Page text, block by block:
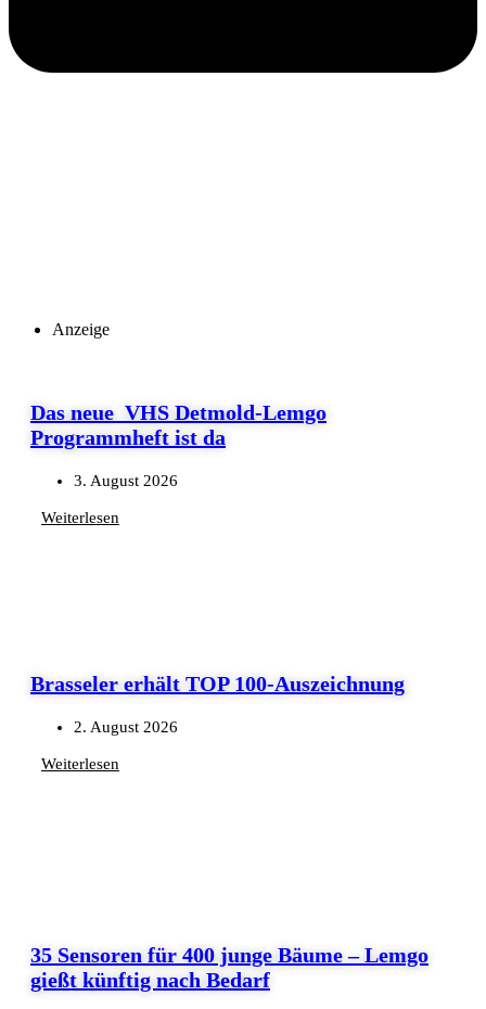
Anzeige
Das neue VHS Detmold-Lemgo
Programmheft ist da
3. August 2026
Weiterlesen
Brasseler erhält TOP 100-Auszeichnung
2. August 2026
Weiterlesen
35 Sensoren für 400 junge Bäume – Lemgo
gießt künftig nach Bedarf